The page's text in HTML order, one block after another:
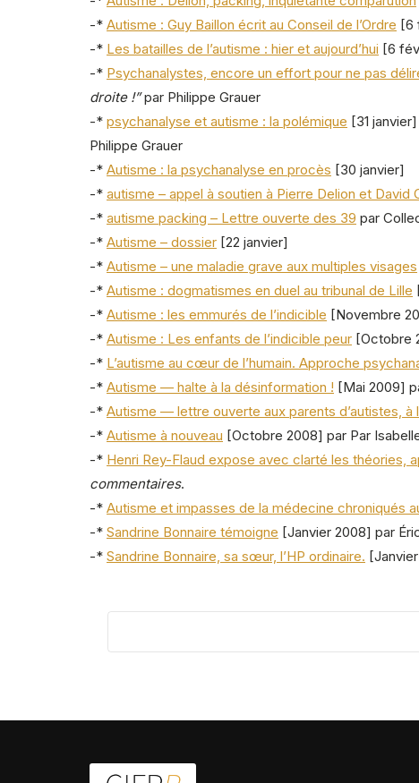
-* Autisme : Guy Baillon écrit au Conseil de l’Ordre [6
-* Les batailles de l’autisme : hier et aujourd’hui [6
-* Psychanalystes, encore un effort pour ne pas
droite !”par Philippe Grauer
-* psychanalyse et autisme : la polémique [31
Philippe Grauer
-* Autisme : la psychanalyse en procès [30 janvier]
-* autisme – appel à soutien à Pierre Delion et David
-* autisme packing – Lettre ouverte des 39 par
-* Autisme – dossier [22 janvier]
-* Autisme – une maladie grave aux multiples visages
-* Autisme : dogmatismes en duel au tribunal de Lille
-* Autisme : les emmurés de l’indicible [Novembre
-* Autisme : Les enfants de l’indicible peur [Octobre
-* L’autisme au cœur de l’humain. Approche
-* Autisme — halte à la désinformation ! [Mai 2009]
-* Autisme — lettre ouverte aux parents d’autistes,
-* Autisme à nouveau [Octobre 2008] par Par
-* Henri Rey-Flaud expose avec clarté les théories,
commentaires.
-* Autisme et impasses de la médecine chroniqués
-* Sandrine Bonnaire témoigne [Janvier 2008] par
-* Sandrine Bonnaire, sa sœur, l’HP ordinaire.